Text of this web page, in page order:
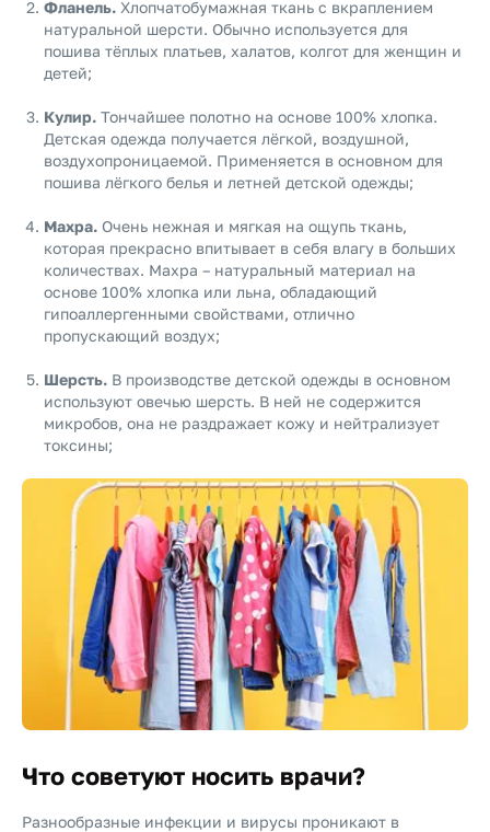
Фланель. Хлопчатобумажная ткань с вкраплением
натуральной шерсти. Обычно используется для
пошива тёплых платьев, халатов, колгот для женщин и
детей;
Кулир. Тончайшее полотно на основе 100% хлопка.
Детская одежда получается лёгкой, воздушной,
воздухопроницаемой. Применяется в основном для
пошива лёгкого белья и летней детской одежды;
Махра. Очень нежная и мягкая на ощупь ткань,
которая прекрасно впитывает в себя влагу в больших
количествах. Махра – натуральный материал на
основе 100% хлопка или льна, обладающий
гипоаллергенными свойствами, отлично
пропускающий воздух;
Шерсть. В производстве детской одежды в основном
используют овечью шерсть. В ней не содержится
микробов, она не раздражает кожу и нейтрализует
токсины;
Что советуют носить врачи?
Разнообразные инфекции и вирусы проникают в